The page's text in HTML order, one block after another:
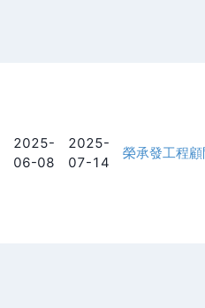
2025-
06-08
2025-
07-14
榮承發工程